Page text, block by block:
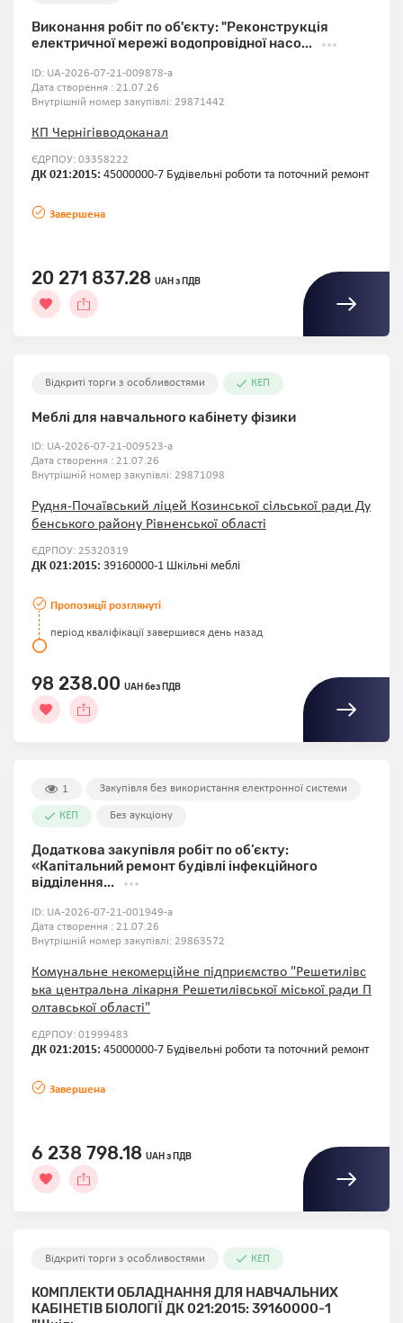
Виконання робіт по об'єкту: "Реконструкція
електричної мережі водопровідної насо...
ID: UA-2026-07-21-009878-a
Дата створення : 21.07.26
Внутрішній номер закупівлі: 29871442
КП Чернігівводоканал
ЄДРПОУ: 03358222
ДК 021:2015: 45000000-7 Будівельні роботи та поточний ремонт
Завершена
20 271 837.28 UAH з ПДВ
Відкриті торги з особливостями КЕП
Меблі для навчального кабінету фізики
ID: UA-2026-07-21-009523-a
Дата створення : 21.07.26
Внутрішній номер закупівлі: 29871098
Рудня-Почаївський ліцей Козинської сільської ради Ду
бенського району Рівненської області
ЄДРПОУ: 25320319
ДК 021:2015: 39160000-1 Шкільні меблі
Пропозиції розглянуті
період кваліфікації завершився день назад
98 238.00 UAH без ПДВ
1 Закупівля без використання електронної системи
КЕП Без аукціону
Додаткова закупівля робіт по об’єкту:
«Капітальний ремонт будівлі інфекційного
відділення...
ID: UA-2026-07-21-001949-a
Дата створення : 21.07.26
Внутрішній номер закупівлі: 29863572
Комунальне некомерційне підприємство "Решетилівс
ька центральна лікарня Решетилівської міської ради П
олтавської області"
ЄДРПОУ: 01999483
ДК 021:2015: 45000000-7 Будівельні роботи та поточний ремонт
Завершена
6 238 798.18 UAH з ПДВ
Відкриті торги з особливостями КЕП
КОМПЛЕКТИ ОБЛАДНАННЯ ДЛЯ НАВЧАЛЬНИХ
КАБІНЕТІВ БІОЛОГІЇ ДК 021:2015: 39160000-1